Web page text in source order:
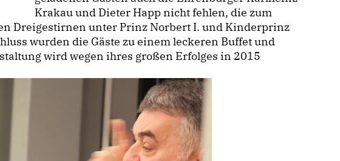
Krakau und Dieter Happ nicht fehlen, die zum
Dreigestirnen unter Prinz Norbert I. und Kinderprinz
wurden die Gäste zu einem leckeren Buffet und
wird wegen ihres großen Erfolges in 2015